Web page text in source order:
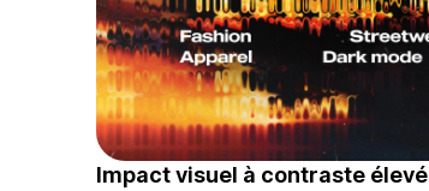
Impact visuel à contraste élevé